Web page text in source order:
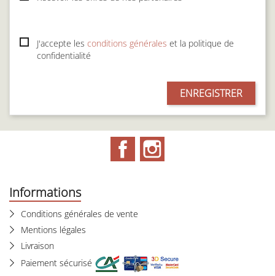
J'accepte les conditions générales et la politique de
confidentialité
ENREGISTRER
Facebook
Informations
Conditions générales de vente
Mentions légales
Livraison
Paiement sécurisé